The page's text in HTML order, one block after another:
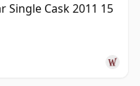
Single Cask 2011 15